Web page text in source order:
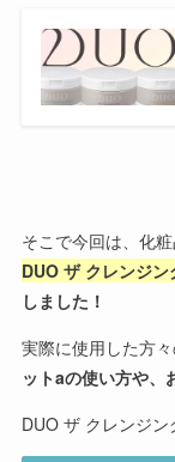
そこで今回は、化
DUO ザ クレンジ
しました！
実際に使用した方
ットaの使い方や、
DUO ザ クレンジン